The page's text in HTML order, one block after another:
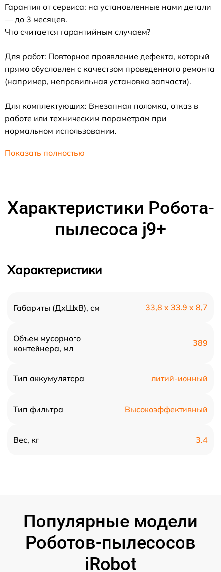
Гарантия от сервиса: на установленные нами детали
— до 3 месяцев.
Что считается гарантийным случаем?
Для работ: Повторное проявление дефекта, который
прямо обусловлен с качеством проведенного ремонта
(например, неправильная установка запчасти).
Для комплектующих: Внезапная поломка, отказ в
работе или техническим параметрам при
нормальном использовании.
Показать полностью
Характеристики Робота-
пылесоса j9+
Характеристики
Габариты (ДxШxВ), см 33,8 x 33.9 x 8,7
Объем мусорного
контейнера, мл
389
Тип аккумулятора литий-ионный
Тип фильтра Высокоэффективный
Вес, кг 3.4
Популярные модели
Роботов-пылесосов
iRobot